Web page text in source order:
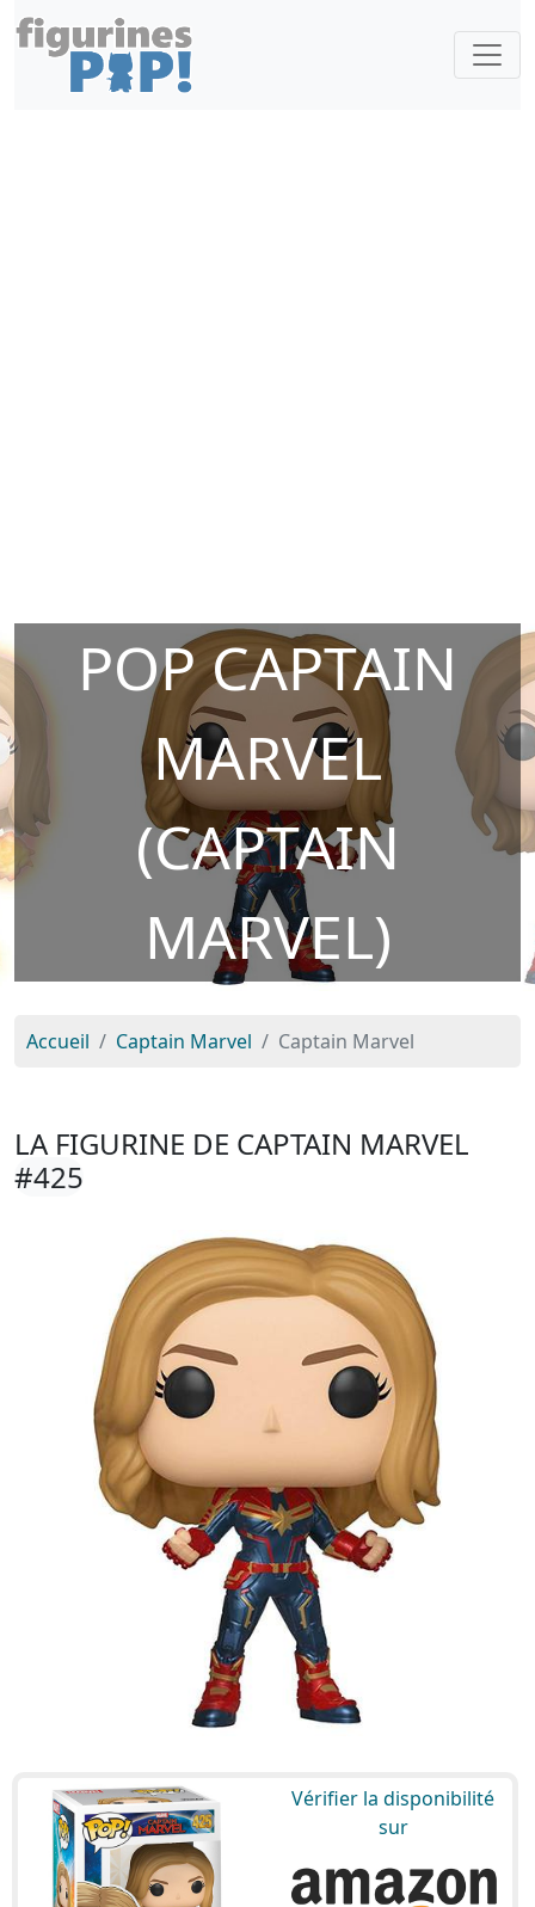
POP CAPTAIN
MARVEL
(CAPTAIN
MARVEL)
Accueil Captain Marvel Captain Marvel
LA FIGURINE DE CAPTAIN MARVEL
#425
Vérifier la disponibilité
sur